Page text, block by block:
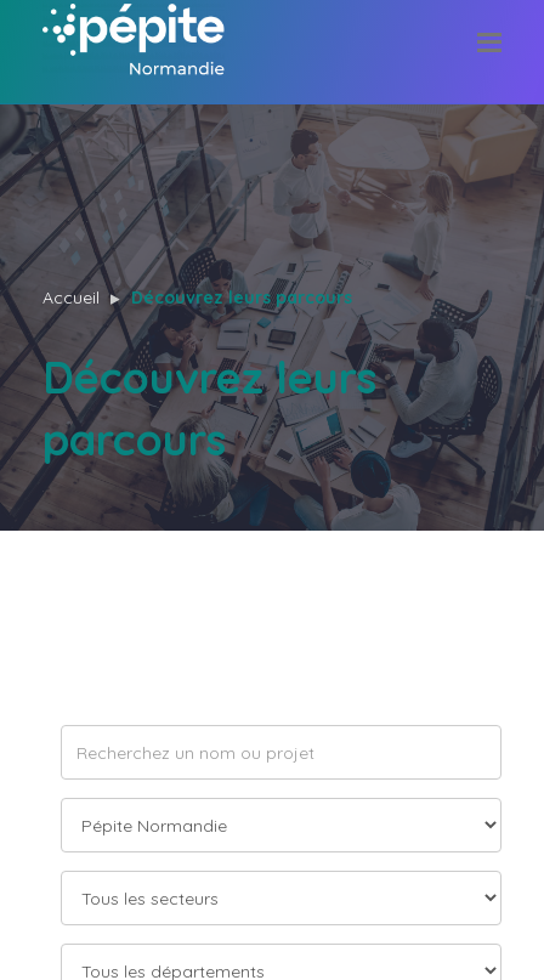
Accueil Découvrez leurs parcours
Découvrez leurs
parcours